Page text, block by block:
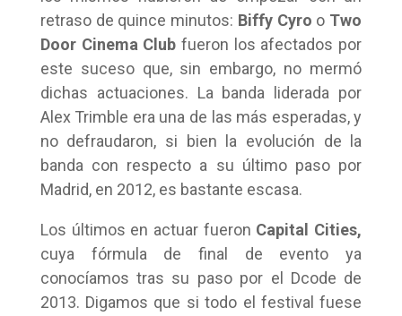
retraso de quince minutos: Biffy Cyro o Two
Door Cinema Club fueron los afectados por
este suceso que, sin embargo, no mermó
dichas actuaciones. La banda liderada por
Alex Trimble era una de las más esperadas, y
no defraudaron, si bien la evolución de la
banda con respecto a su último paso por
Madrid, en 2012, es bastante escasa.
Los últimos en actuar fueron Capital Cities,
cuya fórmula de final de evento ya
conocíamos tras su paso por el Dcode de
2013. Digamos que si todo el festival fuese